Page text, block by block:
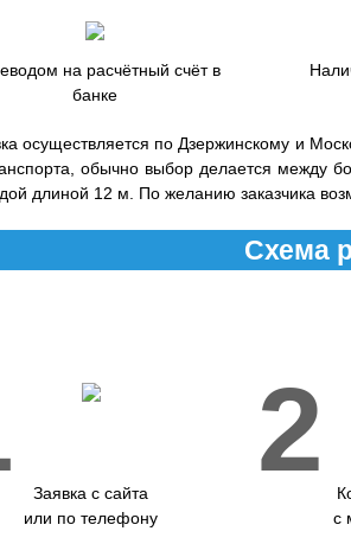
на расчётный счёт в
банке
осуществляется по Дзержинскому и
обычно выбор делается между
длиной 12 м. По желанию заказчика
Схема
Заявка с сайта
или по телефону
2
с